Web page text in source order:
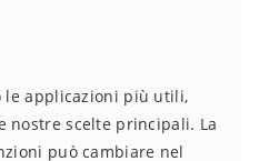
le applicazioni più utili,
nostre scelte principali. La
può cambiare nel